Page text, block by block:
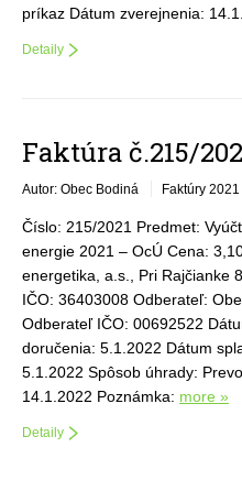
príkaz Dátum zverejnenia:
Detaily
Faktúra č.215/
Autor: Obec Bodiná Faktúry 2021
Číslo: 215/2021 Predmet:
energie 2021 – OcÚ Cena:
energetika, a.s., Pri Rajčianke
IČO: 36403008 Odberateľ:
Odberateľ IČO: 00692522
doručenia: 5.1.2022 Dátum
5.1.2022 Spôsob úhrady:
14.1.2022 Poznámka: more »
Detaily